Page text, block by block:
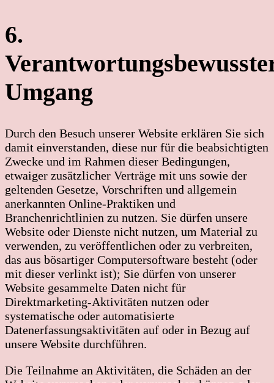
6.
Umgang
Durch den Besuch unserer Website erklären Sie sich
damit einverstanden, diese nur für die beabsichtigten
Zwecke und im Rahmen dieser Bedingungen,
etwaiger zusätzlicher Verträge mit uns sowie der
geltenden Gesetze, Vorschriften und allgemein
anerkannten Online-Praktiken und
Branchenrichtlinien zu nutzen. Sie dürfen unsere
Website oder Dienste nicht nutzen, um Material zu
verwenden, zu veröffentlichen oder zu verbreiten,
das aus bösartiger Computersoftware besteht (oder
mit dieser verlinkt ist); Sie dürfen von unserer
Website gesammelte Daten nicht für
Direktmarketing-Aktivitäten nutzen oder
systematische oder automatisierte
Datenerfassungsaktivitäten auf oder in Bezug auf
unsere Website durchführen.
Die Teilnahme an Aktivitäten, die Schäden an der